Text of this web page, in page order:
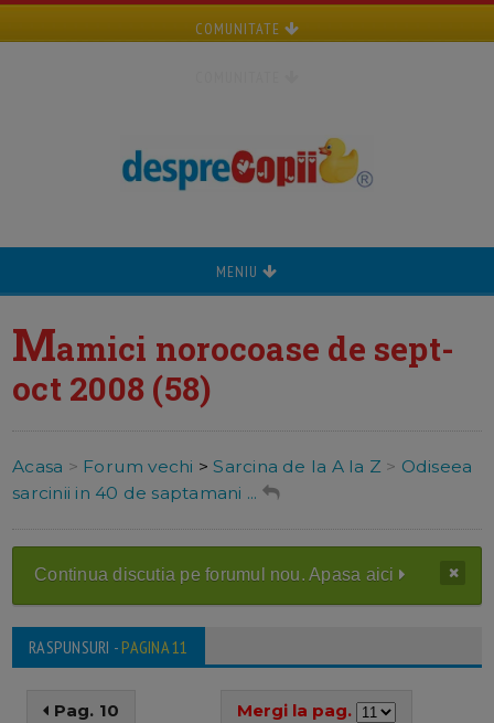
COMUNITATE
MENIU
Mamici norocoase de sept-
oct 2008 (58)
Acasa > Forum vechi >Sarcina de la A la Z > Odiseea
sarcinii in 40 de saptamani ...
Continua discutia pe forumul nou. Apasa aici
RASPUNSURI -PAGINA 11
Pag. 10 Mergi la pag.